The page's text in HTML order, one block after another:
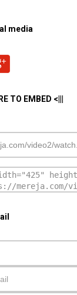
media
TO EMBED <|||